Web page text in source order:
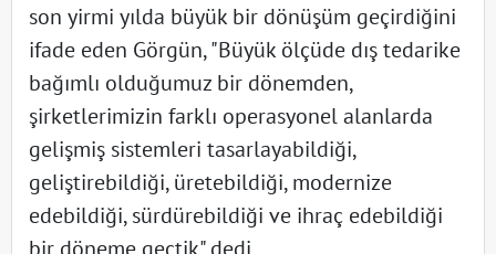
son yirmi yılda büyük bir dönüşüm geçirdiğini
ifade eden Görgün, "Büyük ölçüde dış tedarike
bağımlı olduğumuz bir dönemden,
şirketlerimizin farklı operasyonel alanlarda
gelişmiş sistemleri tasarlayabildiği,
geliştirebildiği, üretebildiği, modernize
edebildiği, sürdürebildiği ve ihraç edebildiği